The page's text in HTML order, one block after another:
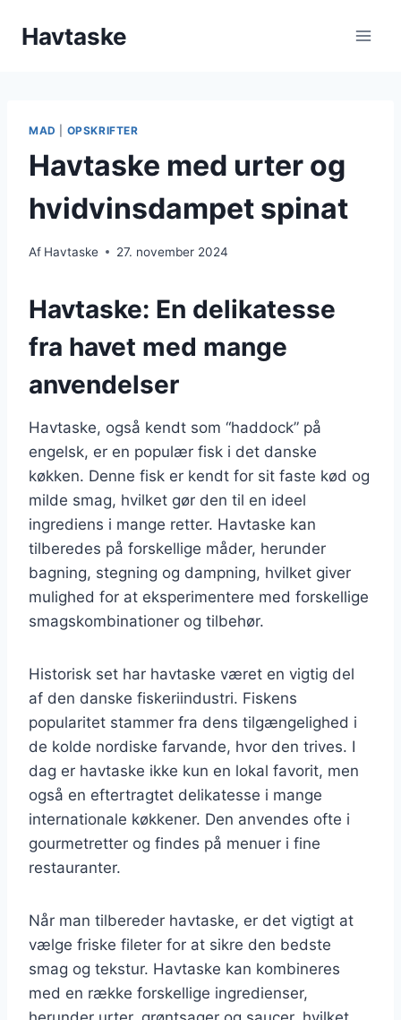
Havtaske
MAD OPSKRIFTER
Havtaske med urter og
hvidvinsdampet spinat
Af Havtaske 27. november 2024
Havtaske: En delikatesse
fra havet med mange
anvendelser
Havtaske, også kendt som “haddock” på
engelsk, er en populær fisk i det danske
køkken. Denne fisk er kendt for sit faste kød og
milde smag, hvilket gør den til en ideel
ingrediens i mange retter. Havtaske kan
tilberedes på forskellige måder, herunder
bagning, stegning og dampning, hvilket giver
mulighed for at eksperimentere med forskellige
smagskombinationer og tilbehør.
Historisk set har havtaske været en vigtig del
af den danske fiskeriindustri. Fiskens
popularitet stammer fra dens tilgængelighed i
de kolde nordiske farvande, hvor den trives. I
dag er havtaske ikke kun en lokal favorit, men
også en eftertragtet delikatesse i mange
internationale køkkener. Den anvendes ofte i
gourmetretter og findes på menuer i fine
restauranter.
Når man tilbereder havtaske, er det vigtigt at
vælge friske fileter for at sikre den bedste
smag og tekstur. Havtaske kan kombineres
med en række forskellige ingredienser,